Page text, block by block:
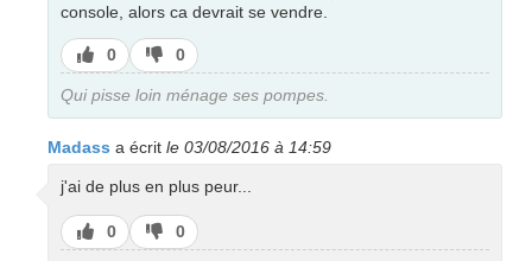
console, alors ca devrait se vendre.
J’aime
0
J’aime
pas
0
Qui pisse loin ménage ses pompes.
Madass a écrit le 03/08/2016 à 14:59
j'ai de plus en plus peur...
J’aime
0
J’aime
pas
0